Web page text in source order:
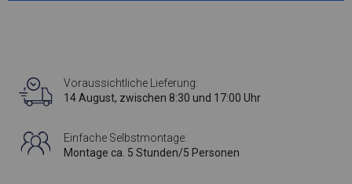
Voraussichtliche Lieferung:
14 August, zwischen 8:30 und 17:00 Uhr
Einfache Selbstmontage:
Montage ca. 5 Stunden/5 Personen